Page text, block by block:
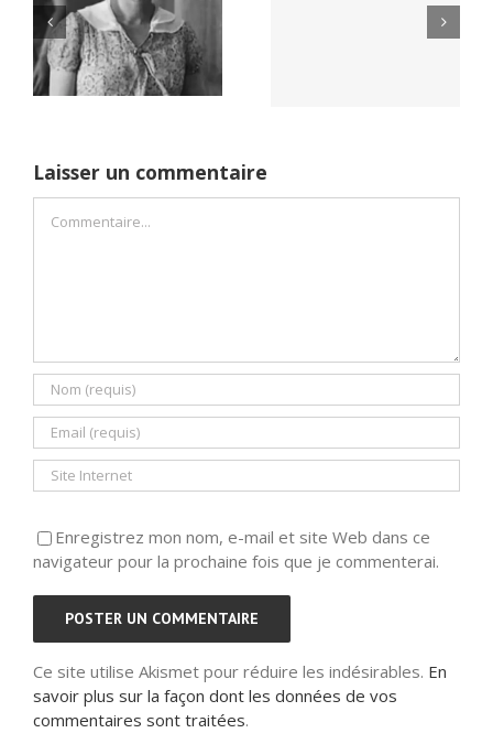
Netflix Field of
Dreams (1989)
Yaïr Golan : une
Laisser un commentaire
Enregistrez mon nom, e-mail et site Web dans ce
navigateur pour la prochaine fois que je commenterai.
Ce site utilise Akismet pour réduire les indésirables. En
savoir plus sur la façon dont les données de vos
commentaires sont traitées.